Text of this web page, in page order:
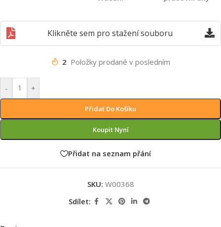
Klikněte sem pro stažení souboru
2 Položky prodané v posledním
- +
Přidat Do Košíku
Koupit Nyní
Přidat na seznam přání
SKU: W00368
Sdílet: